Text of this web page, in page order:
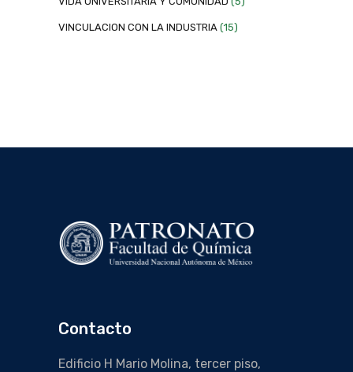
VINCULACION CON LA INDUSTRIA (15)
Contacto
Edificio H Mario Molina, tercer piso,